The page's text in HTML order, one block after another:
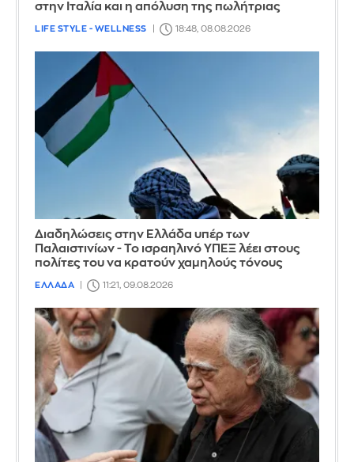
στην Ιταλία και η απόλυση της πωλήτριας
LIFE STYLE - WELLNESS 18:48, 08.08.2026
Διαδηλώσεις στην Ελλάδα υπέρ των
Παλαιστινίων - Το ισραηλινό ΥΠΕΞ λέει στους
πολίτες του να κρατούν χαμηλούς τόνους
ΕΛΛΑΔΑ 11:21, 09.08.2026